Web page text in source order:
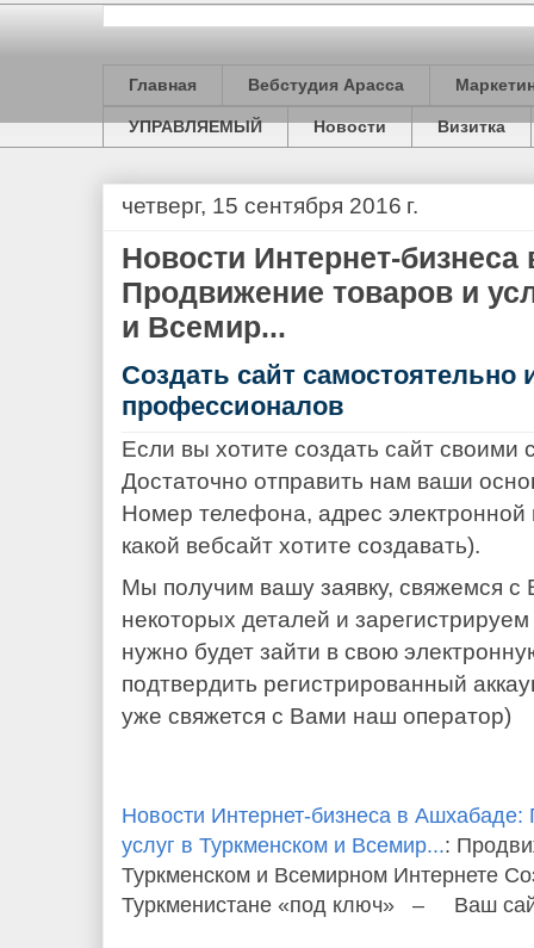
Главная Вебстудия Арасса
УПРАВЛЯЕМЫЙ Новости Визитка
четверг, 15 сентября 2016 г.
Новости Интернет-
Продвижение товаров и
и Всемир...
Создать сайт самостоятельно
профессионалов
Если вы хотите создать сайт своими
Достаточно отправить нам ваши
Номер телефона, адрес электронной
какой вебсайт хотите создавать).
Мы получим вашу заявку, свяжемся с
некоторых деталей и зарегистрируем
нужно будет зайти в свою
подтвердить регистрированный
уже свяжется с Вами наш оператор)
Новости Интернет-бизнеса в
услуг в Туркменском и Всемир...:
Туркменском и Всемирном Интернете
Туркменистане «под ключ» – Ваш